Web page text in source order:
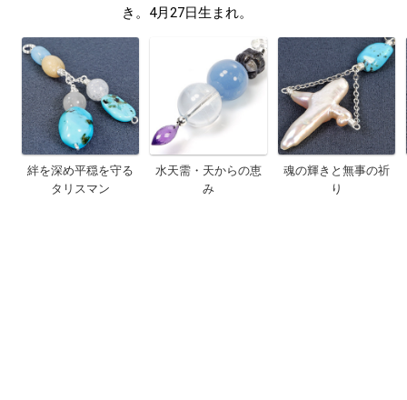
き。4月27日生まれ。
絆を深め平穏を守る
タリスマン
水天需・天からの恵
み
魂の輝きと無事の祈
り